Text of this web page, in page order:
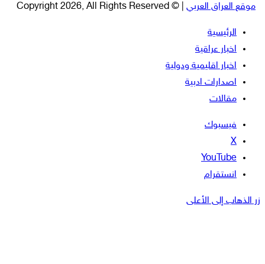
موقع العراق العربي | © Copyright 2026, All Rights Reserved
الرئيسية
اخبار عراقية
اخبار اقليمية ودولية
اصدارات ادبية
مقالات
فيسبوك
‫X
‫YouTube
انستقرام
زر الذهاب إلى الأعلى